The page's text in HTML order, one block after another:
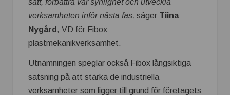
sätt, förbättra vår synlighet och utveckla
verksamheten inför nästa fas, säger Tiina
Nygård , VD för Fibox
plastmekanikverksamhet.
Utnämningen speglar också Fibox långsiktiga
satsning på att stärka de industriella
verksamheter som ligger till grund för företagets